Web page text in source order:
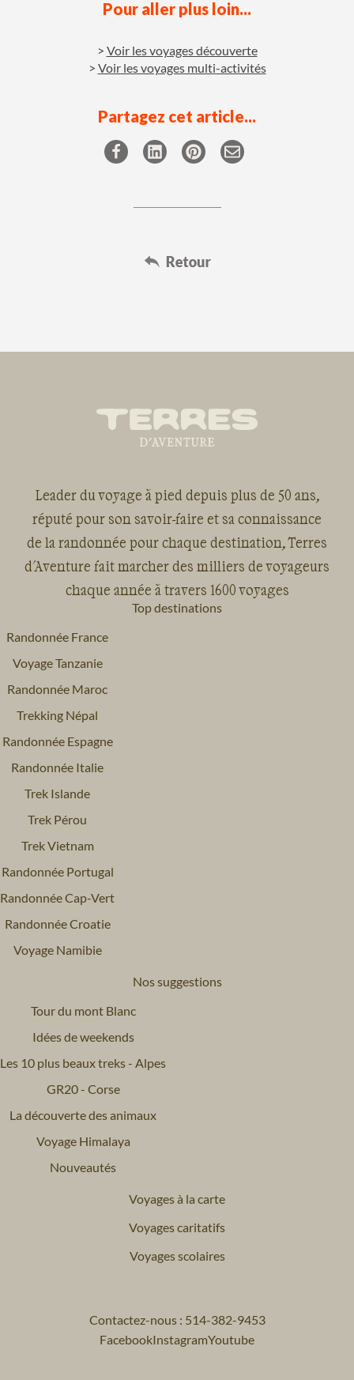
Pour aller plus loin...
Voir les voyages découverte
Voir les voyages multi-activités
Partagez cet article...
Leader du voyage à pied depuis plus de 50 ans,
réputé pour son savoir-faire et sa connaissance
de la randonnée pour chaque destination, Terres
d'Aventure fait marcher des milliers de voyageurs
chaque année à travers 1600 voyages
Top destinations
Randonnée France
Voyage Tanzanie
Randonnée Maroc
Trekking Népal
Randonnée Espagne
Randonnée Italie
Trek Islande
Trek Pérou
Trek Vietnam
Randonnée Portugal
Randonnée Cap-Vert
Randonnée Croatie
Voyage Namibie
Nos suggestions
Tour du mont Blanc
Idées de weekends
Les 10 plus beaux treks - Alpes
GR20 - Corse
La découverte des animaux
Voyage Himalaya
Nouveautés
Voyages à la carte
Voyages caritatifs
Voyages scolaires
Contactez-nous : 514-382-9453
FacebookInstagramYoutube